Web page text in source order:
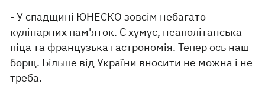
- У спадщині ЮНЕСКО зовсім небагато
кулінарних пам'яток. Є хумус, неаполітанська
піца та французька гастрономія. Тепер ось наш
борщ. Більше від України вносити не можна і не
треба.